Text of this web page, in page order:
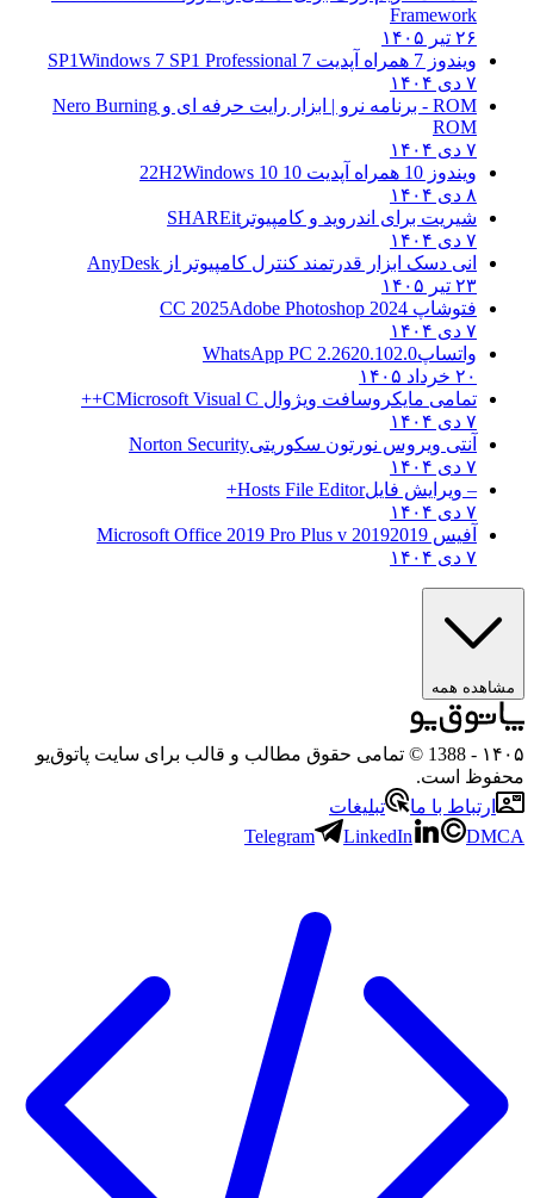
Framework
ویندوز 7 همراه آپدیت 7 SP1
Windows 7 SP1 Professional
ROM - برنامه نرو | ابزار رایت حرفه ای و
Nero Burning
ویندوز 10 همراه آپدیت 10 22H2
Windows 10
شیریت برای اندروید و کامپیوترSHAREit
انی دسک ابزار قدرتمند کنترل کامپیوتر ازAnyDesk
فتوشاپ CC 2025Adobe Photoshop 2024
واتساپ WhatsApp PC 2.2620.102.0
تمامی مایکروسافت ویژوال CMicrosoft Visual C++
آنتی ویروس نورتون سکوریتیNorton Security
– ویرایش فایل Hosts File Editor+
آفیس 2019
2019 Microsoft Office 2019 Pro Plus v
همه
- 1388 © تمامی حقوق مطالب و قالب برای سایت پاتوق‌یو
است.
با ما
تبلیغات
Telegram
LinkedIn